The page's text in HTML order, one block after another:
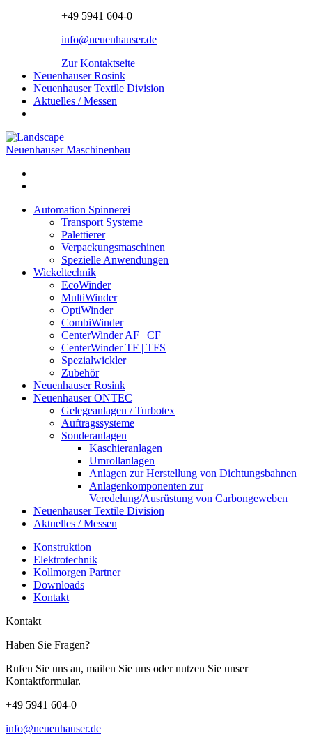
+49 5941 604-0
info@neuenhauser.de
Zur Kontaktseite
Neuenhauser Rosink
Neuenhauser Textile Division
Aktuelles / Messen
Neuenhauser Maschinenbau
Automation Spinnerei
Transport Systeme
Palettierer
Verpackungsmaschinen
Spezielle Anwendungen
Wickeltechnik
EcoWinder
MultiWinder
OptiWinder
CombiWinder
CenterWinder AF | CF
CenterWinder TF | TFS
Spezialwickler
Zubehör
Neuenhauser Rosink
Neuenhauser ONTEC
Gelegeanlagen / Turbotex
Auftragssysteme
Sonderanlagen
Kaschieranlagen
Umrollanlagen
Anlagen zur Herstellung von Dichtungsbahnen
Anlagenkomponenten zur
Veredelung/Ausrüstung von Carbongeweben
Neuenhauser Textile Division
Aktuelles / Messen
Konstruktion
Elektrotechnik
Kollmorgen Partner
Downloads
Kontakt
Kontakt
Haben Sie Fragen?
Rufen Sie uns an, mailen Sie uns oder nutzen Sie unser
Kontaktformular.
+49 5941 604-0
info@neuenhauser.de